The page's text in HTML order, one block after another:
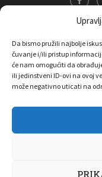
Da bismo pružili najbolje
čuvanje i/ili pristup
će nam omogućiti da
ili jedinstveni ID-ovi na ovoj
može negativno uticati na
O nama Marketing